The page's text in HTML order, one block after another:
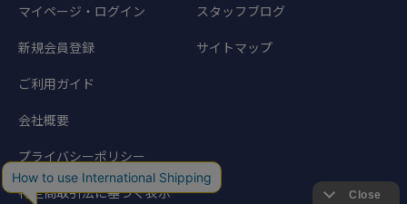
マイページ・ログイン
新規会員登録
ご利用ガイド
会社概要
プライバシーポリシー
特定商取引法に基づく表示
スタッフブログ
サイトマップ